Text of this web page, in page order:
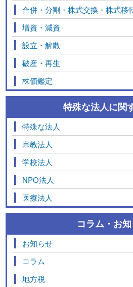
合併・分割・株式交換・株式移
増資・減資
設立・解散
破産・再生
株価鑑定
特殊な法人に関
特殊な法人
宗教法人
学校法人
NPO法人
医療法人
コラム・お
お知らせ
コラム
地方税